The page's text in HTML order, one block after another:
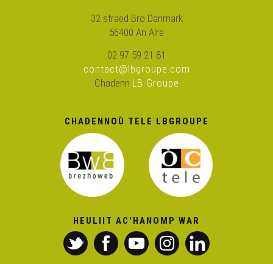
Rock ’n’ Diroll – Divyezhegezh
Rock ’n’ Diroll – Foetañ bro
Yann Raoul – Goulioù kêr
Ramoneurs de Menhirs – Breizhistañs
Ramoneurs de Menhirs – Marjanig
32 straed Bro Danmark
56400 An Alre
02 97 59 21 81
contact@lbgroupe.com
Chadenn LB Groupe
CHADENNOÙ TELE LBGROUPE
HEULIIT AC'HANOMP WAR